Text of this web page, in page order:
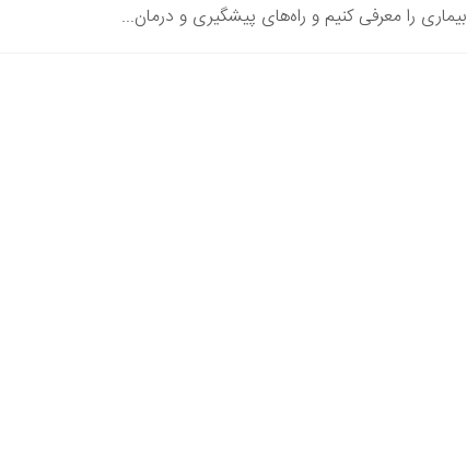
بیماری را معرفی کنیم و راه‌های پیشگیری و درمان...